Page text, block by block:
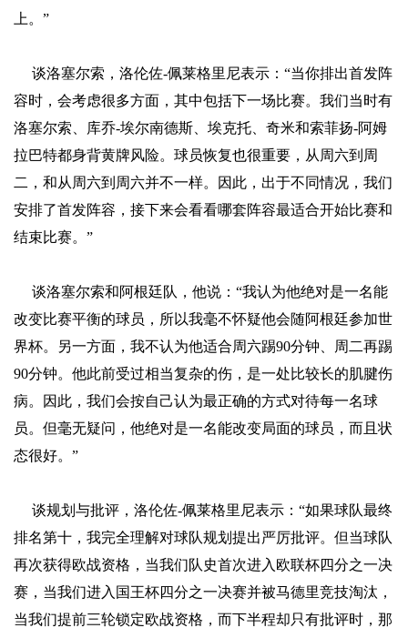
上。”
谈洛塞尔索，洛伦佐-佩莱格里尼表示：“当你排出首发阵
容时，会考虑很多方面，其中包括下一场比赛。我们当时有
洛塞尔索、库乔-埃尔南德斯、埃克托、奇米和索菲扬-阿姆
拉巴特都身背黄牌风险。球员恢复也很重要，从周六到周
二，和从周六到周六并不一样。因此，出于不同情况，我们
安排了首发阵容，接下来会看看哪套阵容最适合开始比赛和
结束比赛。”
谈洛塞尔索和阿根廷队，他说：“我认为他绝对是一名能
改变比赛平衡的球员，所以我毫不怀疑他会随阿根廷参加世
界杯。另一方面，我不认为他适合周六踢90分钟、周二再踢
90分钟。他此前受过相当复杂的伤，是一处比较长的肌腱伤
病。因此，我们会按自己认为最正确的方式对待每一名球
员。但毫无疑问，他绝对是一名能改变局面的球员，而且状
态很好。”
谈规划与批评，洛伦佐-佩莱格里尼表示：“如果球队最终
排名第十，我完全理解对球队规划提出严厉批评。但当球队
再次获得欧战资格，当我们队史首次进入欧联杯四分之一决
赛，当我们进入国王杯四分之一决赛并被马德里竞技淘汰，
当我们提前三轮锁定欧战资格，而下半程却只有批评时，那